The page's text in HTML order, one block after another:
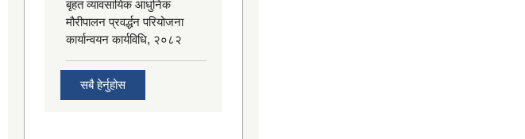
बृहत व्यावसायिक आधुनिक
मौरीपालन प्रवर्द्धन परियोजना
कार्यान्वयन कार्यविधि, २०८२
सबै हेर्नुहोस